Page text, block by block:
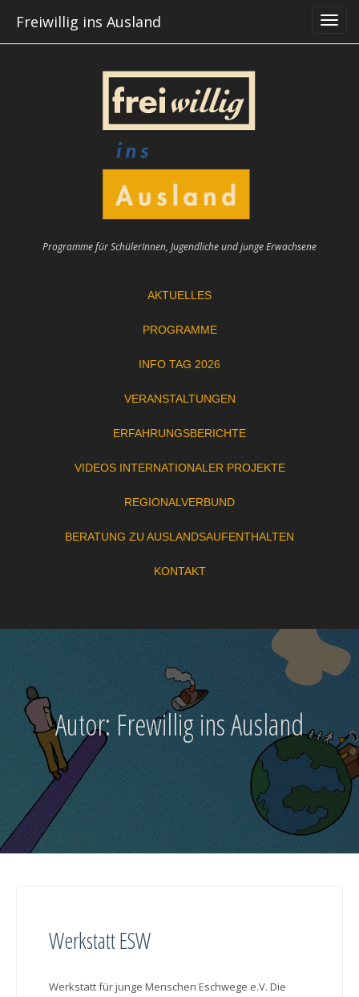
Freiwillig ins Ausland
Programme für SchülerInnen, Jugendliche und junge Erwachsene
AKTUELLES
PROGRAMME
INFO TAG 2026
VERANSTALTUNGEN
ERFAHRUNGSBERICHTE
VIDEOS INTERNATIONALER PROJEKTE
REGIONALVERBUND
BERATUNG ZU AUSLANDSAUFENTHALTEN
KONTAKT
Autor: Frewillig ins Ausland
Werkstatt ESW
Werkstatt für junge Menschen Eschwege e.V. Die